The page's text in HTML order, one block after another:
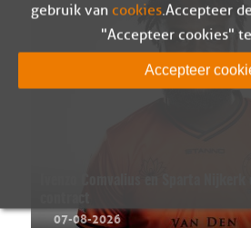
07-08-2026
gebruik van cookies. Accepteer
"Accepteer cookies"
Accepteer